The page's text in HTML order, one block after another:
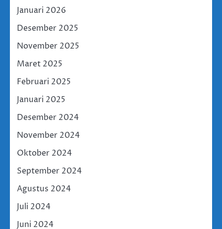
Januari 2026
Desember 2025
November 2025
Maret 2025
Februari 2025
Januari 2025
Desember 2024
November 2024
Oktober 2024
September 2024
Agustus 2024
Juli 2024
Juni 2024